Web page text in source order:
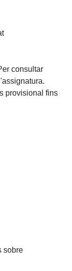
consultar
provisional fins
sobre